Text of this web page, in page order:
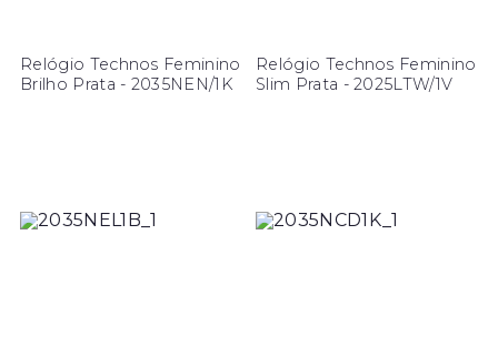
Relógio Technos Feminino
Brilho Prata - 2035NEN/1K
Relógio Technos Feminino
Slim Prata - 2025LTW/1V